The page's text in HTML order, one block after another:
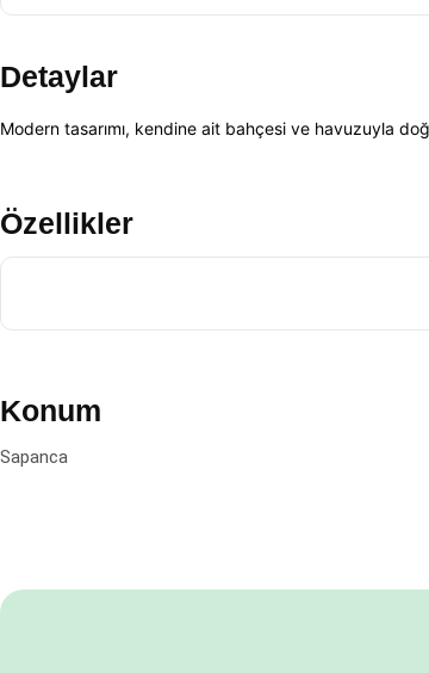
Detaylar
Modern tasarımı, kendine ait bahçesi ve havuzuyla
Özellikler
Konum
Sapanca